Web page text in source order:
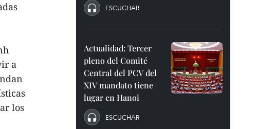
a
los
ESCUCHAR
Actualidad: Tercer
pleno del Comité
Central del PCV del
XIV mandato tiene
lugar en Hanoi
ESCUCHAR